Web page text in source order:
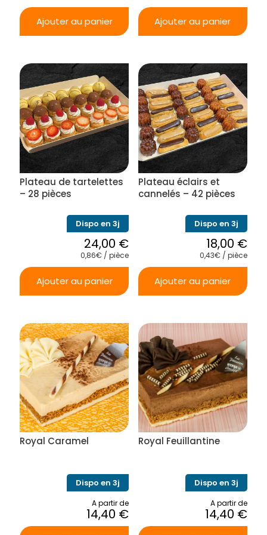
Ajouter au panier Ajouter au panier
Plateau de tartelettes
– 28 pièces
Dispo en 3j
24,00 €
0,86€ / pièce
Ajouter au panier
Plateau éclairs et
cannelés – 42 pièces
Dispo en 3j
18,00 €
0,43€ / pièce
Ajouter au panier
Royal Caramel
Dispo en 3j
A partir de
14,40 €
Royal Feuillantine
Dispo en 3j
A partir de
14,40 €